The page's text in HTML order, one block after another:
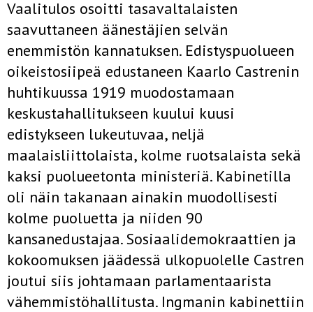
Vaalitulos osoitti tasavaltalaisten
saavuttaneen äänestäjien selvän
enemmistön kannatuksen. Edistyspuolueen
oikeistosiipeä edustaneen Kaarlo Castrenin
huhtikuussa 1919 muodostamaan
keskustahallitukseen kuului kuusi
edistykseen lukeutuvaa, neljä
maalaisliittolaista, kolme ruotsalaista sekä
kaksi puolueetonta ministeriä. Kabinetilla
oli näin takanaan ainakin muodollisesti
kolme puoluetta ja niiden 90
kansanedustajaa. Sosiaalidemokraattien ja
kokoomuksen jäädessä ulkopuolelle Castren
joutui siis johtamaan parlamentaarista
vähemmistöhallitusta. Ingmanin kabinettiin